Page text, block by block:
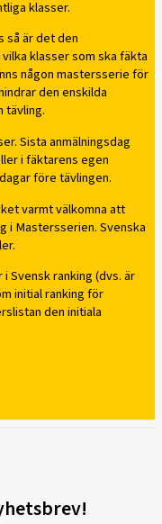
klasser.
så är det den
klasser som ska fäkta
någon mastersserie för
den enskilda
tävling.
Sista anmälningsdag
i fäktarens egen
före tävlingen.
varmt välkomna att
i Mastersserien. Svenska
Svensk ranking (dvs. är
initial ranking för
den initiala